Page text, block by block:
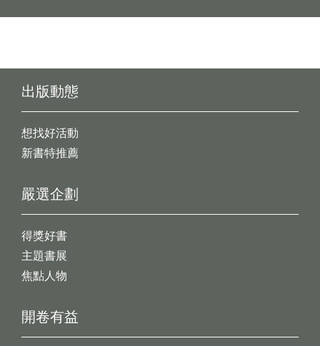
出版動態
想找好活動
新書特推薦
開卷有益
嚴選企劃
得獎好書
主題書展
焦點人物